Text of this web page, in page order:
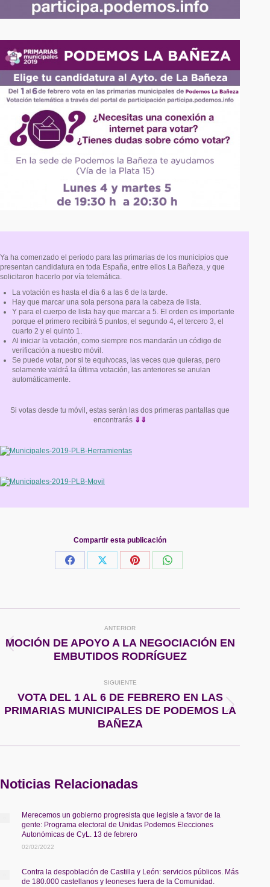
Ya ha comenzado el periodo para las primarias de los municipios que
presentan candidatura en toda España, entre ellos La Bañeza, y que
solicitaron hacerlo por vía telemática.
La votación es hasta el día 6 a las 6 de la tarde.
Hay que marcar una sola persona para la cabeza de lista.
Y para el cuerpo de lista hay que marcar a 5. El orden es importante
porque el primero recibirá 5 puntos, el segundo 4, el tercero 3, el
cuarto 2 y el quinto 1.
Al iniciar la votación, como siempre nos mandarán un código de
verificación a nuestro móvil.
Se puede votar, por si te equivocas, las veces que quieras, pero
solamente valdrá la última votación, las anteriores se anulan
automáticamente.
Si votas desde tu móvil, estas serán las dos primeras pantallas que
encontrarás ⇓⇓
Compartir esta publicación
Share
Share
Share
Share
entre
ANTERIOR
Publicación
anterior:
MOCIÓN DE APOYO A LA NEGOCIACIÓN EN
EMBUTIDOS RODRÍGUEZ
SIGUIENTE
Publicación
siguiente:
VOTA DEL 1 AL 6 DE FEBRERO EN LAS
PRIMARIAS MUNICIPALES DE PODEMOS LA
BAÑEZA
Noticias Relacionadas
Merecemos un gobierno progresista que legisle a favor de la
gente: Programa electoral de Unidas Podemos Elecciones
Autonómicas de CyL. 13 de febrero
02/02/2022
Contra la despoblación de Castilla y León: servicios públicos. Más
de 180.000 castellanos y leoneses fuera de la Comunidad.